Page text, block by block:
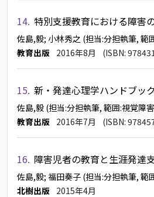
14. 特別支援教育における障害
佐島,毅; 小林秀之 (担当:分担執筆, 範
教育出版 2016年8月 (ISBN:
15. 新・発達心理学ハンドブック
佐島,毅 (担当:分担執筆, 範囲:視覚障
教育出版 2016年7月 (ISBN:
16. 障害児者の教育と生涯発達
佐島,毅; 福田奏子 (担当:分担執筆, 範
北樹出版 2015年4月